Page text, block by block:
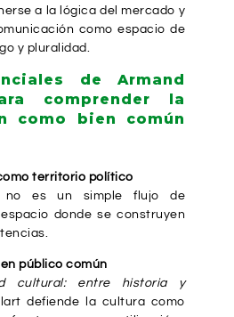
a la lógica del mercado y
como espacio de
y pluralidad.
de Armand
comprender la
como bien común
territorio político
no es un simple flujo de
donde se construyen
público común
cultural: entre historia y
defiende la cultura como